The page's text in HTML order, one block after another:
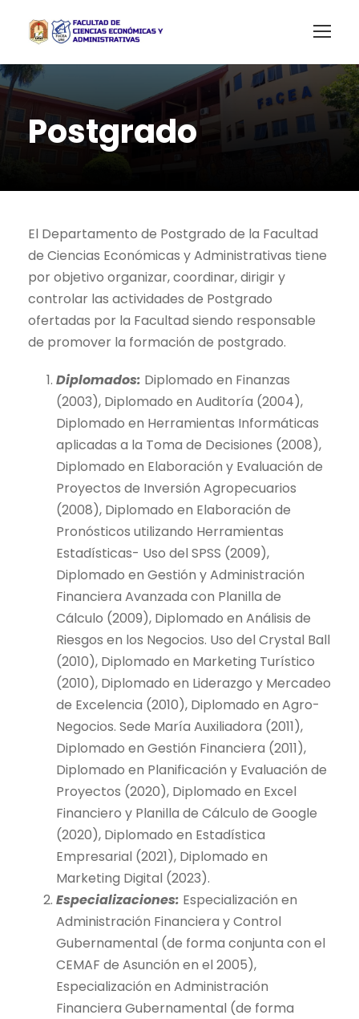
Postgrado
El Departamento de Postgrado de la Facultad
de Ciencias Económicas y Administrativas tiene
por objetivo organizar, coordinar, dirigir y
controlar las actividades de Postgrado
ofertadas por la Facultad siendo responsable
de promover la formación de postgrado.
Diplomados: Diplomado en Finanzas
(2003), Diplomado en Auditoría (2004),
Diplomado en Herramientas Informáticas
aplicadas a la Toma de Decisiones (2008),
Diplomado en Elaboración y Evaluación de
Proyectos de Inversión Agropecuarios
(2008), Diplomado en Elaboración de
Pronósticos utilizando Herramientas
Estadísticas- Uso del SPSS (2009),
Diplomado en Gestión y Administración
Financiera Avanzada con Planilla de
Cálculo (2009), Diplomado en Análisis de
Riesgos en los Negocios. Uso del Crystal Ball
(2010), Diplomado en Marketing Turístico
(2010), Diplomado en Liderazgo y Mercadeo
de Excelencia (2010), Diplomado en Agro-
Negocios. Sede María Auxiliadora (2011),
Diplomado en Gestión Financiera (2011),
Diplomado en Planificación y Evaluación de
Proyectos (2020), Diplomado en Excel
Financiero y Planilla de Cálculo de Google
(2020), Diplomado en Estadística
Empresarial (2021), Diplomado en
Marketing Digital (2023).
Especializaciones: Especialización en
Administración Financiera y Control
Gubernamental (de forma conjunta con el
CEMAF de Asunción en el 2005),
Especialización en Administración
Financiera Gubernamental (de forma